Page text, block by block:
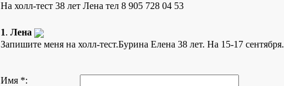
На холл-тест 38 лет Лена тел 8 905 728 04 53
1. Лена
Запишите меня на холл-тест.Бурина Елена 38 лет. На 15-17 сентября.
Имя *: